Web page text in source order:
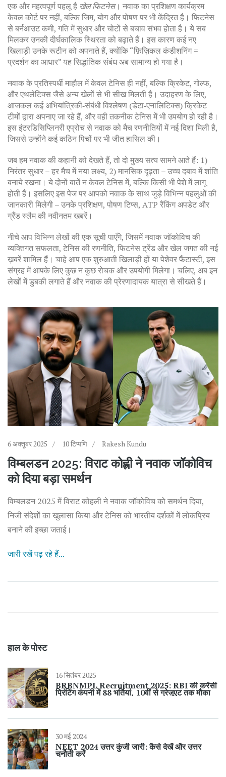
एक और महत्वपूर्ण पहलू है खेल फिटनेस। नवाक का प्रशिक्षण कार्यक्रम
केवल कोर्ट पर नहीं, बल्कि जिम, योग और पोषण पर भी केंद्रित है। फिटनेस
से बर्नआउट कमी, गति में सुधार और चोटों से बचाव संभव होता है। ये सब
मिलकर उनकी दीर्घकालिक स्थिरता को बढ़ाते हैं। इस कारण कई नए
खिलाड़ी उनके रूटीन को अपनाते हैं, क्योंकि “फ़िज़िकल कंडीशनिंग =
प्रदर्शन का आधार” यह सिद्धांतिक संबंध अब सामान्य हो गया है।
नवाक के प्रतिस्पर्धी माहौल में केवल टेनिस ही नहीं, बल्कि क्रिकेट, गोल्फ,
और एथलेटिक्स जैसे अन्य खेलों से भी सीख मिलती है। उदाहरण के लिए,
आजकल कई अभियांत्रिकी‑संबंधी विश्लेषण (डेटा‑एनालिटिक्स) क्रिकेट
टीमों द्वारा अपनाए जा रहे हैं, और वही तकनीक टेनिस में भी उपयोग हो रही है।
इस इंटरडिसिप्लिनरी एप्रोच से नवाक को मैच रणनीतियों में नई दिशा मिली है,
जिससे उन्होंने कई कठिन पिचों पर भी जीत हासिल की।
जब हम नवाक की कहानी को देखते हैं, तो दो मुख्य सत्य सामने आते हैं: 1)
निरंतर सुधार – हर मैच में नया लक्ष्य, 2) मानसिक दृढ़ता – उच्च दबाव में शांति
बनाये रखना। ये दोनों बातें न केवल टेनिस में, बल्कि किसी भी पेशे में लागू
होती हैं। इसलिए इस पेज पर आपको नवाक के साथ जुड़े विभिन्न पहलुओं की
जानकारी मिलेगी – उनके प्रशिक्षण, पोषण टिप्स, ATP रैंकिंग अपडेट और
ग्रैंड स्लैम की नवीनतम खबरें।
नीचे आप विभिन्न लेखों की एक सूची पाएँगे, जिसमें नवाक जॉकोविच की
व्यक्तिगत सफलता, टेनिस की रणनीति, फिटनेस ट्रेंड और खेल जगत की नई
ख़बरें शामिल हैं। चाहे आप एक शुरुआती खिलाड़ी हों या पेशेवर फैंटास्टी, इस
संग्रह में आपके लिए कुछ न कुछ रोचक और उपयोगी मिलेगा। चलिए, अब इन
लेखों में डुबकी लगाते हैं और नवाक की प्रेरणादायक यात्रा से सीखते हैं।
6 अक्तूबर 2025 10 टिप्पणि Rakesh Kundu
विम्बलडन 2025: विराट कोह्ली ने नवाक जॉकोविच
को दिया बड़ा समर्थन
विम्बलडन 2025 में विराट कोहली ने नवाक जॉकोविच को समर्थन दिया,
निजी संदेशों का खुलासा किया और टेनिस को भारतीय दर्शकों में लोकप्रिय
बनाने की इच्छा जताई।
जारी रखें पढ़ रहे हैं...
हाल के पोस्ट
16 सितंबर 2025
BRBNMPL Recruitment 2025: RBI की करेंसी
प्रिंटिंग कंपनी में 88 भर्तियां, 10वीं से ग्रेजुएट तक मौका
30 मई 2024
NEET 2024 उत्तर कुंजी जारी: कैसे देखें और उत्तर
चुनौती करें